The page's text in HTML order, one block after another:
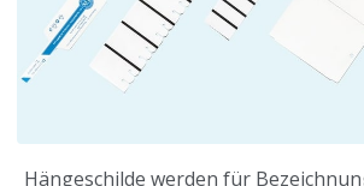
Hängeschilde werden für